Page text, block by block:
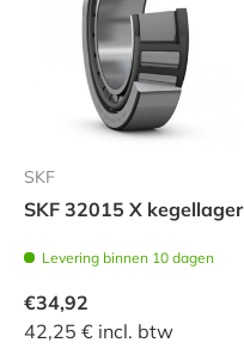
SKF
SKF 32015 X kegellager
Levering binnen 10 dagen
€34,92
42,25 € incl. btw